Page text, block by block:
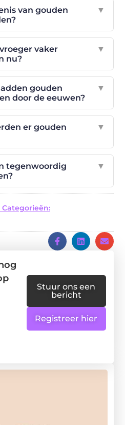
van gouden
▼
vaker
nu?
▼
gouden
door de eeuwen?
▼
er gouden
▼
tegenwoordig
▼
Categorieën:
Stuur ons een
bericht
Registreer hier